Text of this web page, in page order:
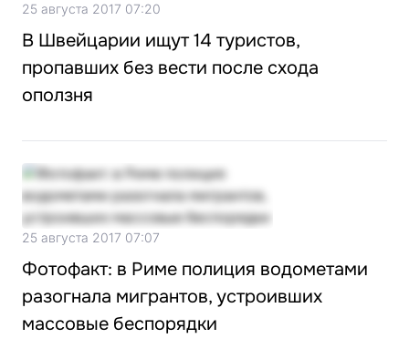
25 августа 2017 07:20
В Швейцарии ищут 14 туристов,
пропавших без вести после схода
оползня
25 августа 2017 07:07
Фотофакт: в Риме полиция водометами
разогнала мигрантов, устроивших
массовые беспорядки